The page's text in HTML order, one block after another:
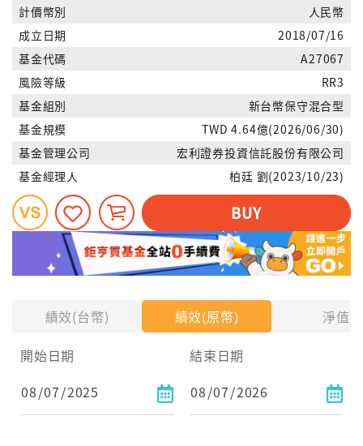
績效(台幣) 績效(原幣)
淨值
開始日期
結束日期
計價幣別
人民幣
成立日期
2018/07/16
基金代碼
A27067
風險等級
RR3
基金組別
新台幣保守混合型
基金規模
TWD 4.64億(2026/06/30)
基金管理公司
宏利證券投資信託股份有限公司
基金經理人
柏廷 劉(2023/10/23)
BUY